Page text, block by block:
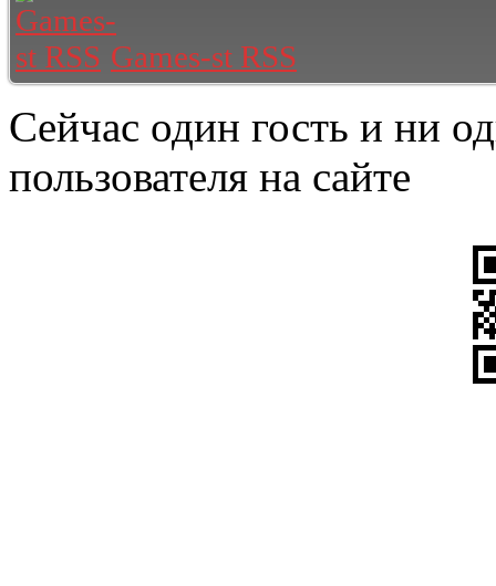
Games-st RSS
Сейчас один гость и ни
пользователя на сайте